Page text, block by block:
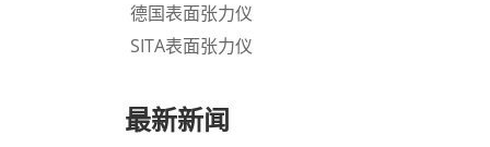
德国表面张力仪
SITA表面张力仪
最新新闻